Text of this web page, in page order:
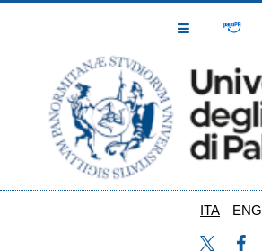
Toggle
ITA ENG